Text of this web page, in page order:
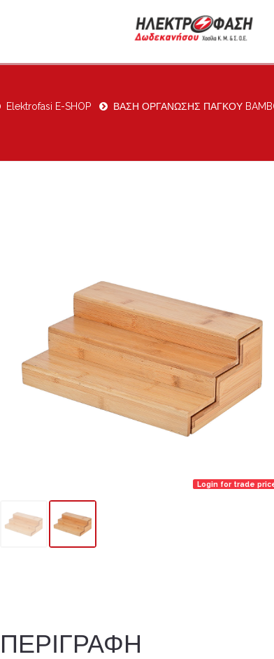
Elektrofasi E-SHOP ΒΑΣΗ ΟΡΓΑΝΩΣΗΣ ΠΑΓΚΟΥ
Login for trade
ΠΕΡΙΓΡΑΦΗ